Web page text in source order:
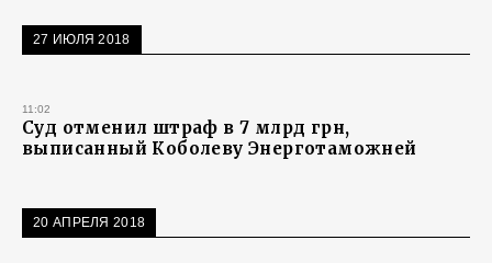
27 ИЮЛЯ 2018
11:02
Суд отменил штраф в 7 млрд грн,
выписанный Коболеву Энерготаможней
20 АПРЕЛЯ 2018